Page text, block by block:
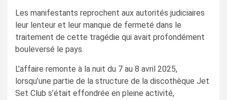
Les manifestants reprochent aux autorités judiciaires
leur lenteur et leur manque de fermeté dans le
traitement de cette tragédie qui avait profondément
bouleversé le pays.
L’affaire remonte à la nuit du 7 au 8 avril 2025,
lorsqu’une partie de la structure de la discothèque Jet
Set Club s’était effondrée en pleine activité,